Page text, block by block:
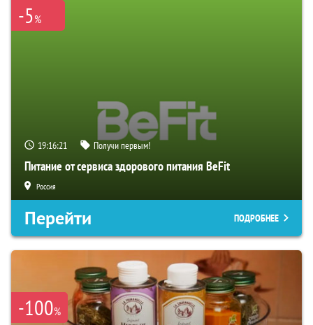
-5%
19:16:20 Получи первым!
Питание от сервиса здорового питания BeFit
Россия
Перейти ПОДРОБНЕЕ
-100%